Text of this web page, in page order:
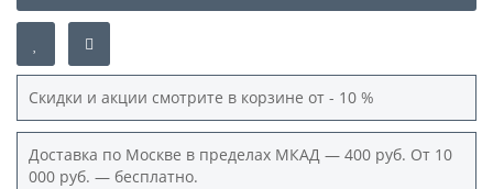
Скидки и акции смотрите в корзине от - 10 %
Доставка по Москве в пределах МКАД — 400 руб. От 10
000 руб. — бесплатно.